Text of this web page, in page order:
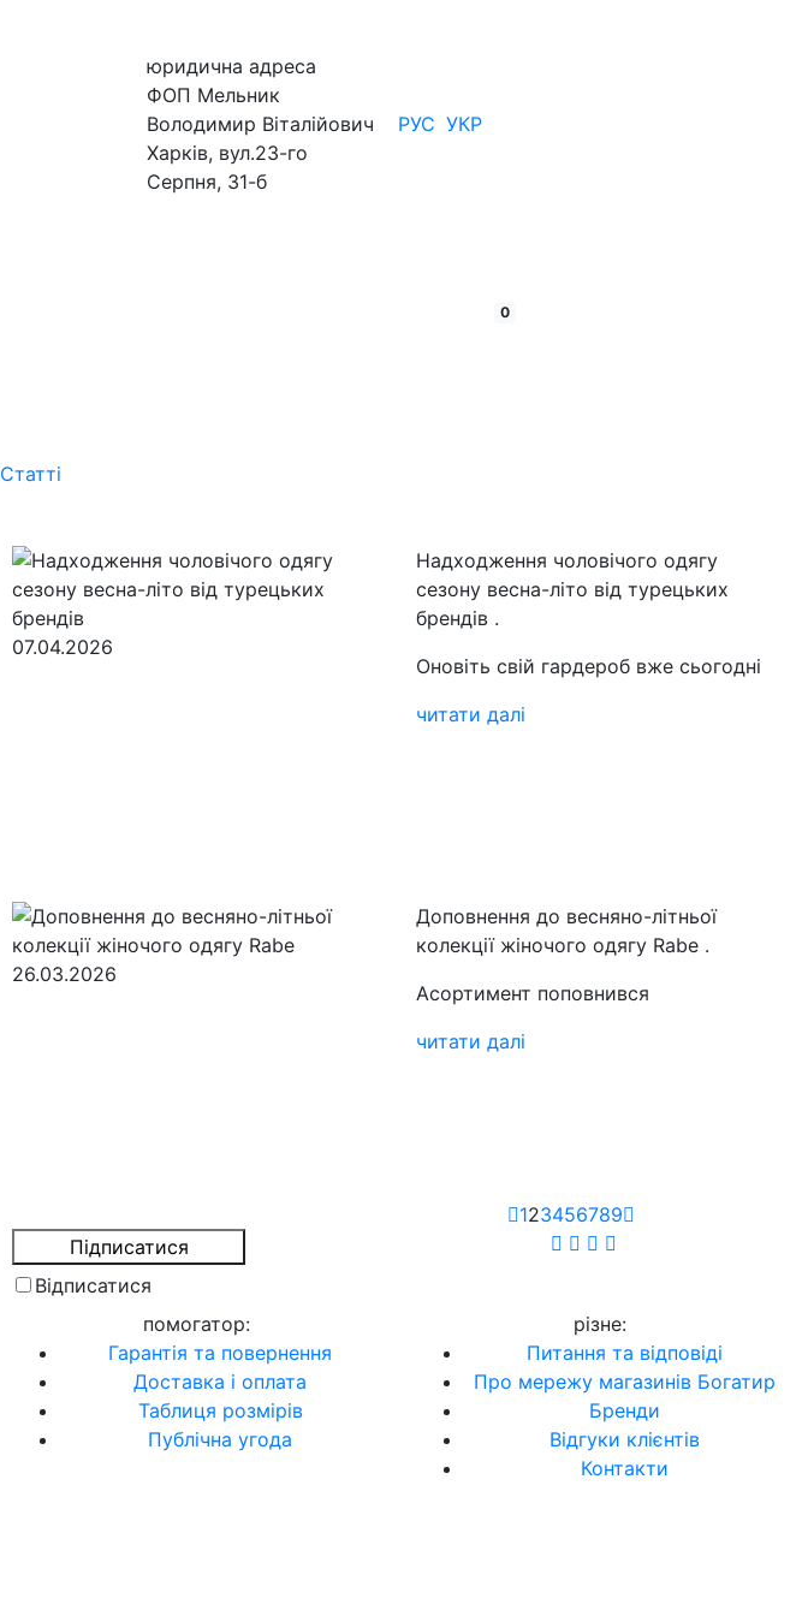
юридична адреса
ФОП Мельник
Володимир Віталійович
Харків, вул.23-го
Серпня, 31-б
РУС УКР
0
Статті
07.04.2026
Надходження чоловічого одягу
сезону весна-літо від турецьких
брендів .
Оновіть свій гардероб вже сьогодні
читати далі
26.03.2026
Доповнення до весняно-літньої
колекції жіночого одягу Rabe .
Асортимент поповнився
читати далі
123456789
Відписатися
помогатор:
Гарантія та повернення
Доставка і оплата
Таблиця розмірів
Публічна угода
різне:
Питання та відповіді
Про мережу магазинів Богатир
Бренди
Відгуки клієнтів
Контакти